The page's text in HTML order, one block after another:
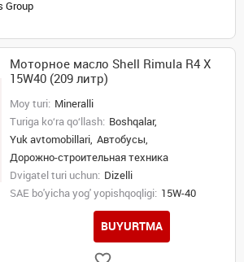
Group
Моторное масло Shell Rimula R4 X
15W40 (209 литр)
Moy turi: Mineralli
Turiga ko‘ra qo‘llash: Boshqalar,
Yuk avtomobillari, Автобусы,
Дорожно-строительная техника
Dvigatel turi uchun: Dizelli
SAE bo'yicha yog' yopishqoqligi: 15W-40
BUYURTMA